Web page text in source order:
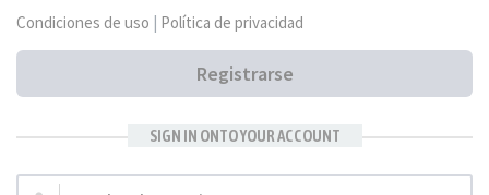
Condiciones de uso | Política de privacidad
Registrarse
SIGN IN ONTO YOUR ACCOUNT